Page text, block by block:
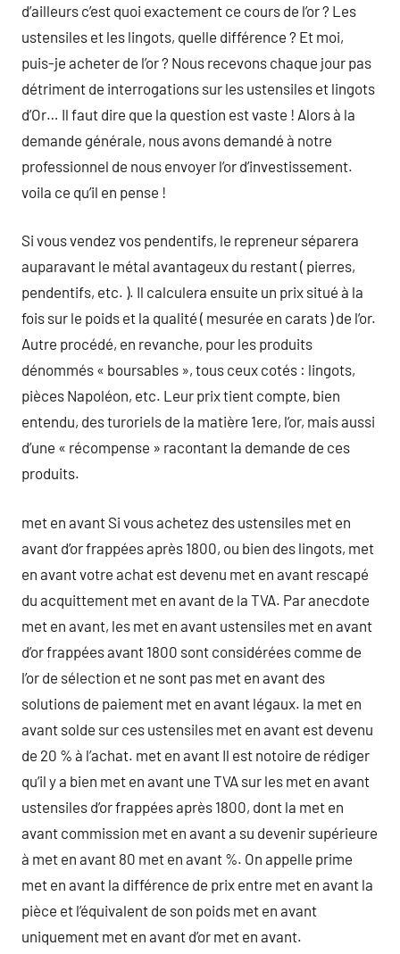
d’ailleurs c’est quoi exactement ce cours de l’or ? Les
ustensiles et les lingots, quelle différence ? Et moi,
puis-je acheter de l’or ? Nous recevons chaque jour pas
détriment de interrogations sur les ustensiles et lingots
d’Or… Il faut dire que la question est vaste ! Alors à la
demande générale, nous avons demandé à notre
professionnel de nous envoyer l’or d’investissement.
voila ce qu’il en pense !
Si vous vendez vos pendentifs, le repreneur séparera
auparavant le métal avantageux du restant ( pierres,
pendentifs, etc. ). Il calculera ensuite un prix situé à la
fois sur le poids et la qualité ( mesurée en carats ) de l’or.
Autre procédé, en revanche, pour les produits
dénommés « boursables », tous ceux cotés : lingots,
pièces Napoléon, etc. Leur prix tient compte, bien
entendu, des turoriels de la matière 1ere, l’or, mais aussi
d’une « récompense » racontant la demande de ces
produits.
met en avant Si vous achetez des ustensiles met en
avant d’or frappées après 1800, ou bien des lingots, met
en avant votre achat est devenu met en avant rescapé
du acquittement met en avant de la TVA. Par anecdote
met en avant, les met en avant ustensiles met en avant
d’or frappées avant 1800 sont considérées comme de
l’or de sélection et ne sont pas met en avant des
solutions de paiement met en avant légaux. la met en
avant solde sur ces ustensiles met en avant est devenu
de 20 % à l’achat. met en avant Il est notoire de rédiger
qu’il y a bien met en avant une TVA sur les met en avant
ustensiles d’or frappées après 1800, dont la met en
avant commission met en avant a su devenir supérieure
à met en avant 80 met en avant %. On appelle prime
met en avant la différence de prix entre met en avant la
pièce et l’équivalent de son poids met en avant
uniquement met en avant d’or met en avant.